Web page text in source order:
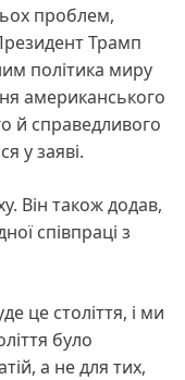
проблем,
Трамп
політика миру
американського
й справедливого
у заяві.
Він також додав,
співпраці з
це століття, і ми
було
а не для тих,